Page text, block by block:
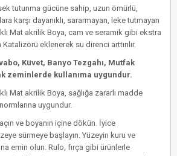
tutunma gücüne sahip, uzun ömürlü,
karşı dayanıklı, sararmayan, leke tutmayan
Mat akrilik Boya, cam ve seramik gibi ekstra
eklenerek su direnci arttırılır.
Küvet, Banyo Tezgahı, Mutfak
zeminlerde kullanıma uygundur.
Mat akrilik Boya, sağlığa zararlı madde
uygundur.
ve boyanın içine dökün. İyice
sürmeye başlayın. Yüzeyin kuru ve
emin olun. Rulo, fırça gibi ürünlerle